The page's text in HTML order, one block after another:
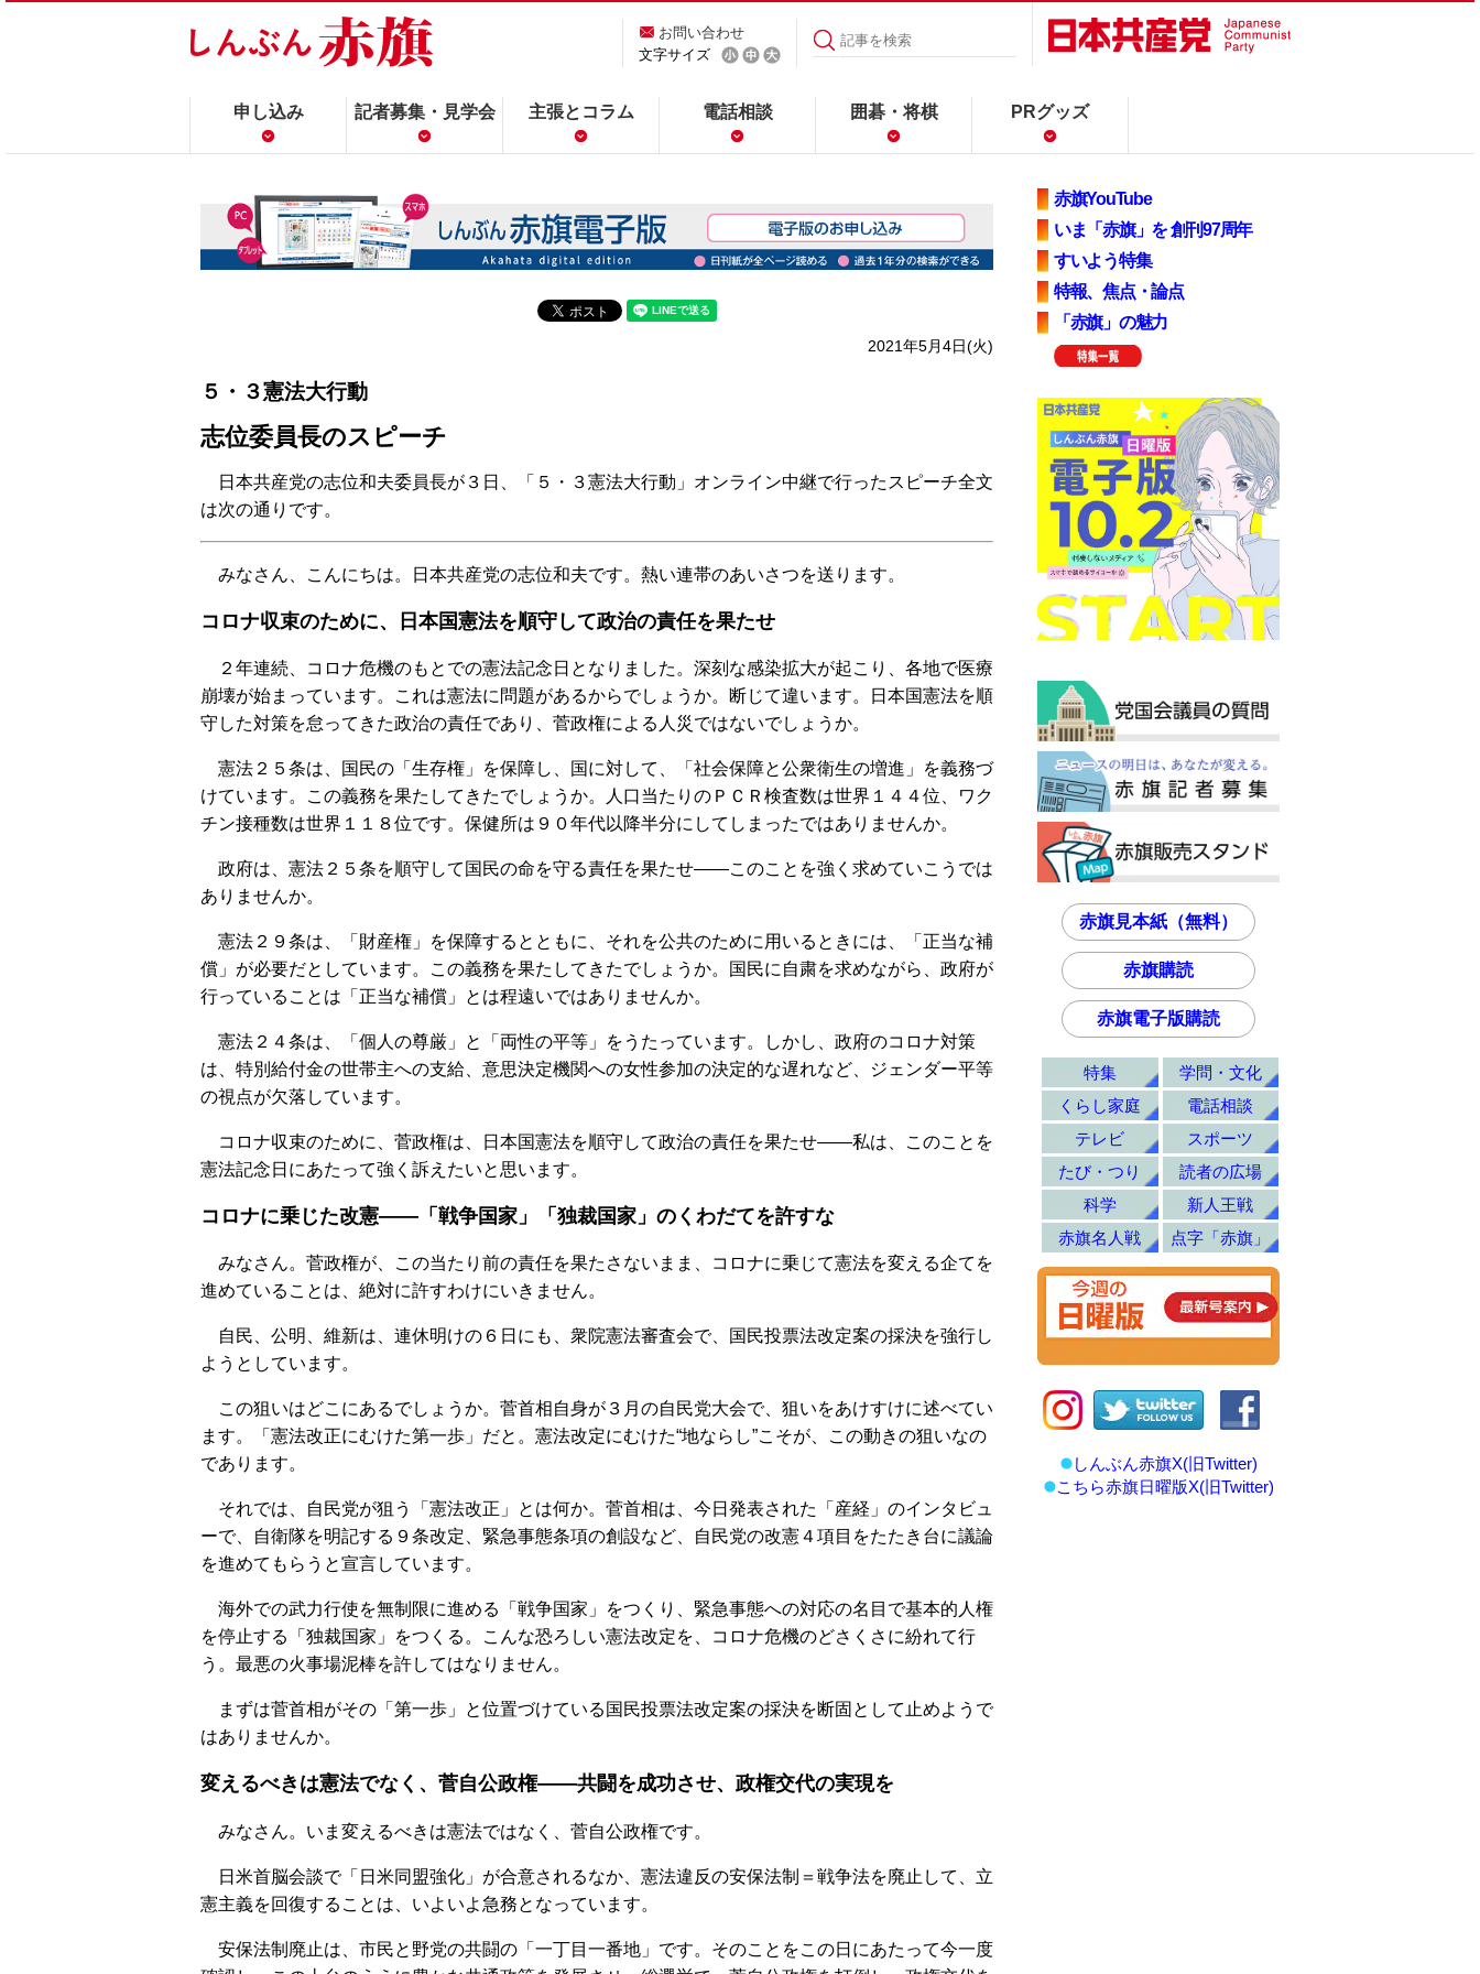
お問い合わせ
文字サイズ
申し込み 記者募集・見学会 主張とコラム 電話相談 囲碁・将棋 PRグッズ
2021年5月4日(火)
５・３憲法大行動
志位委員長のスピーチ
日本共産党の志位和夫委員長が３日、「５・３憲法大行動」オンライン中継で行ったスピーチ全文
は次の通りです。
みなさん、こんにちは。日本共産党の志位和夫です。熱い連帯のあいさつを送ります。
コロナ収束のために、日本国憲法を順守して政治の責任を果たせ
２年連続、コロナ危機のもとでの憲法記念日となりました。深刻な感染拡大が起こり、各地で医療
崩壊が始まっています。これは憲法に問題があるからでしょうか。断じて違います。日本国憲法を順
守した対策を怠ってきた政治の責任であり、菅政権による人災ではないでしょうか。
憲法２５条は、国民の「生存権」を保障し、国に対して、「社会保障と公衆衛生の増進」を義務づ
けています。この義務を果たしてきたでしょうか。人口当たりのＰＣＲ検査数は世界１４４位、ワク
チン接種数は世界１１８位です。保健所は９０年代以降半分にしてしまったではありませんか。
政府は、憲法２５条を順守して国民の命を守る責任を果たせ――このことを強く求めていこうでは
ありませんか。
憲法２９条は、「財産権」を保障するとともに、それを公共のために用いるときには、「正当な補
償」が必要だとしています。この義務を果たしてきたでしょうか。国民に自粛を求めながら、政府が
行っていることは「正当な補償」とは程遠いではありませんか。
憲法２４条は、「個人の尊厳」と「両性の平等」をうたっています。しかし、政府のコロナ対策
は、特別給付金の世帯主への支給、意思決定機関への女性参加の決定的な遅れなど、ジェンダー平等
の視点が欠落しています。
コロナ収束のために、菅政権は、日本国憲法を順守して政治の責任を果たせ――私は、このことを
憲法記念日にあたって強く訴えたいと思います。
コロナに乗じた改憲――「戦争国家」「独裁国家」のくわだてを許すな
みなさん。菅政権が、この当たり前の責任を果たさないまま、コロナに乗じて憲法を変える企てを
進めていることは、絶対に許すわけにいきません。
自民、公明、維新は、連休明けの６日にも、衆院憲法審査会で、国民投票法改定案の採決を強行し
ようとしています。
この狙いはどこにあるでしょうか。菅首相自身が３月の自民党大会で、狙いをあけすけに述べてい
ます。「憲法改正にむけた第一歩」だと。憲法改定にむけた“地ならし”こそが、この動きの狙いなの
であります。
それでは、自民党が狙う「憲法改正」とは何か。菅首相は、今日発表された「産経」のインタビュ
ーで、自衛隊を明記する９条改定、緊急事態条項の創設など、自民党の改憲４項目をたたき台に議論
を進めてもらうと宣言しています。
海外での武力行使を無制限に進める「戦争国家」をつくり、緊急事態への対応の名目で基本的人権
を停止する「独裁国家」をつくる。こんな恐ろしい憲法改定を、コロナ危機のどさくさに紛れて行
う。最悪の火事場泥棒を許してはなりません。
まずは菅首相がその「第一歩」と位置づけている国民投票法改定案の採決を断固として止めようで
はありませんか。
変えるべきは憲法でなく、菅自公政権――共闘を成功させ、政権交代の実現を
みなさん。いま変えるべきは憲法ではなく、菅自公政権です。
日米首脳会談で「日米同盟強化」が合意されるなか、憲法違反の安保法制＝戦争法を廃止して、立
憲主義を回復することは、いよいよ急務となっています。
安保法制廃止は、市民と野党の共闘の「一丁目一番地」です。そのことをこの日にあたって今一度
赤旗YouTube
いま「赤旗」を 創刊97周年
すいよう特集
特報、焦点・論点
「赤旗」の魅力
赤旗見本紙（無料）
赤旗購読
赤旗電子版購読
特集
学問・文化
くらし家庭
電話相談
テレビ
スポーツ
たび・つり
読者の広場
科学
新人王戦
赤旗名人戦
点字「赤旗」
しんぶん赤旗X(旧Twitter)
こちら赤旗日曜版X(旧Twitter)